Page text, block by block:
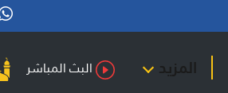
المزيد البث المباشر